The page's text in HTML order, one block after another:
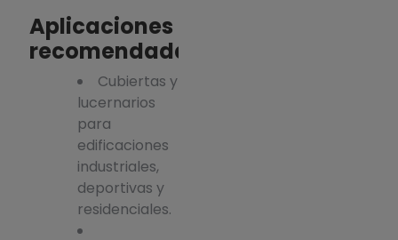
Aplicaciones
recomendadas
Cubiertas y
lucernarios
para
edificaciones
industriales,
deportivas y
residenciales.